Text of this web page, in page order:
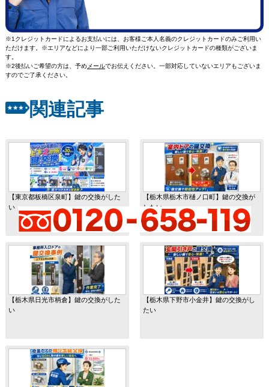
※1クレジットカードによるお支払いには、お客様ご本人名義のクレジットカードのみご利用い
ただけます。※エリアなどにより一部ご利用いただけないクレジットカードの種類がございま
す。
※2後払いご希望の方は、予めメールでお伝えください。一部対応していないエリアもございま
すのでご了承ください。
関連記事
【東京都板橋区泉町】鍵の交換がした
い
【栃木県栃木市樋ノ口町】鍵の交換が
したい
【栃木県日光市柄倉】鍵の交換がした
い
【栃木県下野市小金井】鍵の交換がし
たい